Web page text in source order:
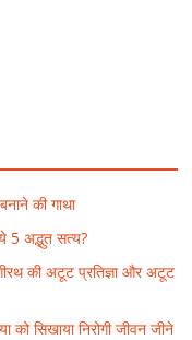
की गाथा
5 अद्भुत सत्य?
की अटूट प्रतिज्ञा और अटूट
को सिखाया निरोगी जीवन जीने